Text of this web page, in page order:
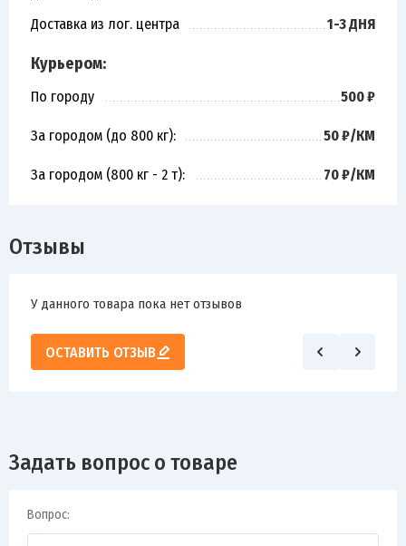
Доставка из лог. центра
1-3 ДНЯ
Курьером:
По городу 500 ₽
За городом (до 800 кг): 50 ₽/КМ
За городом (800 кг - 2 т): 70 ₽/КМ
Отзывы
У данного товара пока нет отзывов
ОСТАВИТЬ ОТЗЫВ
Задать вопрос о товаре
Вопрос: